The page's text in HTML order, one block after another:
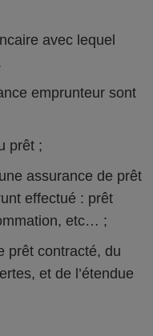
avec lequel
emprunteur sont
prêt ;
assurance de prêt
effectué : prêt
etc… ;
prêt contracté, du
et de l’étendue